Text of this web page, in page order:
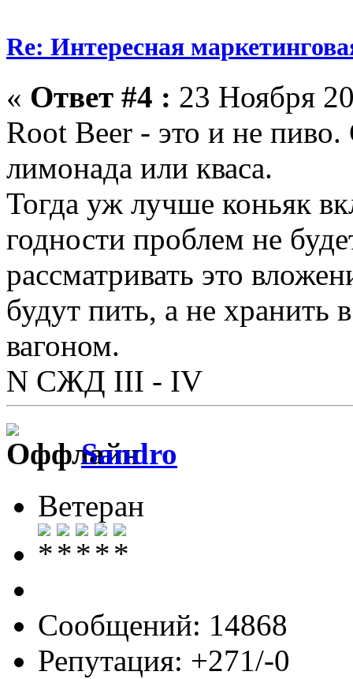
Re: Интересная
« Ответ #4 : 23 Ноября
Root Beer - это и не пиво.
лимонада или кваса.
Тогда уж лучше коньяк
годности проблем не
рассматривать это
будут пить, а не хранить
вагоном.
N СЖД III - IV
Sandro
Ветеран
Сообщений: 14868
Репутация: +271/-0